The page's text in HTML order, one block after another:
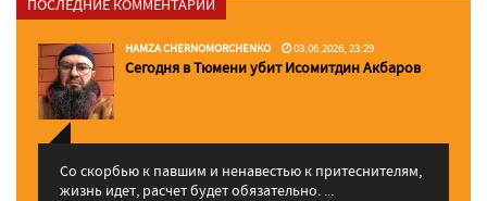
ПОСЛЕДНИЕ КОММЕНТАРИИ
HAMZA CHERNOMORCHENKO 03.06.2026, 23:29
Сегодня в Тюмени убит Исомитдин Акбаров
Со скорбью к павшим и ненавестью к притеснителям,
жизнь идет, расчет будет обязательно. ...